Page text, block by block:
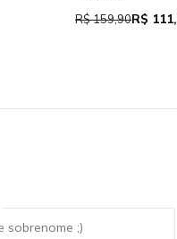
R$ 159,90R$